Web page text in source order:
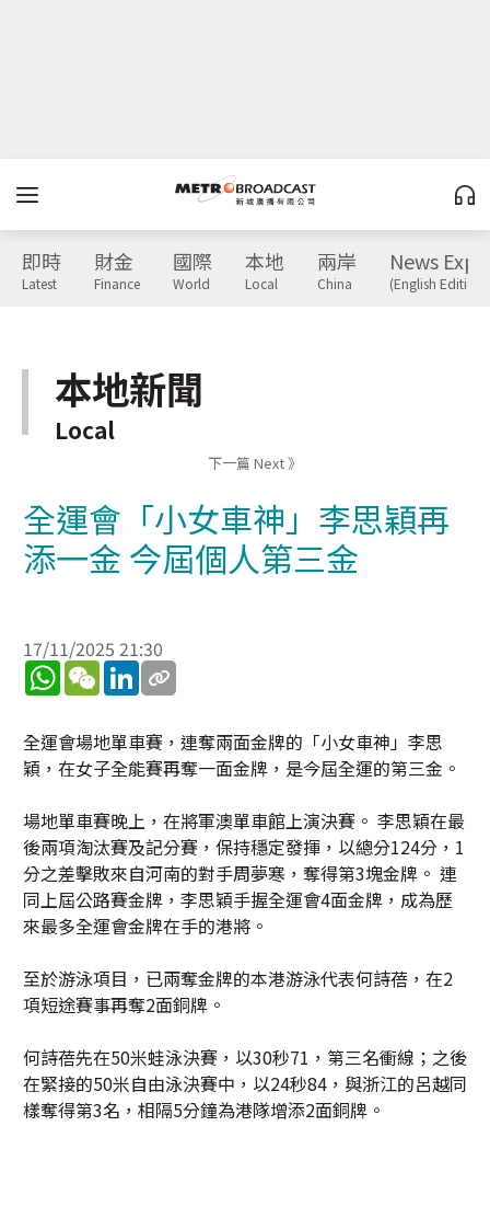
即時
Latest
財金
Finance
國際
World
本地
Local
兩岸
China
News
(English Edition)
本地新聞
Local
下一篇 Next 》
全運會「小女車神」李思穎再
添一金 今屆個人第三金
17/11/2025 21:30
WhatsApp
WeChatLinkedIn
全運會場地單車賽，連奪兩面金牌的「小女車神」李思
穎，在女子全能賽再奪一面金牌，是今屆全運的第三金。
場地單車賽晚上，在將軍澳單車館上演決賽。 李思穎在最
後兩項淘汰賽及記分賽，保持穩定發揮，以總分124分，1
分之差擊敗來自河南的對手周夢寒，奪得第3塊金牌。 連
同上屆公路賽金牌，李思穎手握全運會4面金牌，成為歷
來最多全運會金牌在手的港將。
至於游泳項目，已兩奪金牌的本港游泳代表何詩蓓，在2
項短途賽事再奪2面銅牌。
何詩蓓先在50米蛙泳決賽，以30秒71，第三名衝線；之後
在緊接的50米自由泳決賽中，以24秒84，與浙江的呂越同
樣奪得第3名，相隔5分鐘為港隊增添2面銅牌。